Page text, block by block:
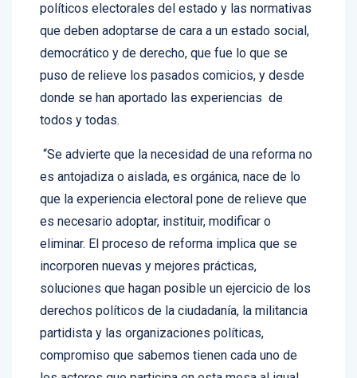
que deben adoptarse de cara a un estado social,
democrático y de derecho, que fue lo que se
puso de relieve los pasados comicios, y desde
donde se han aportado las experiencias de
todos y todas.
es antojadiza o aislada, es orgánica, nace de lo
que la experiencia electoral pone de relieve que
es necesario adoptar, instituir, modificar o
eliminar. El proceso de reforma implica que se
incorporen nuevas y mejores prácticas,
soluciones que hagan posible un ejercicio de los
derechos políticos de la ciudadanía, la militancia
partidista y las organizaciones políticas,
compromiso que sabemos tienen cada uno de
los actores que participa en esta mesa al igual